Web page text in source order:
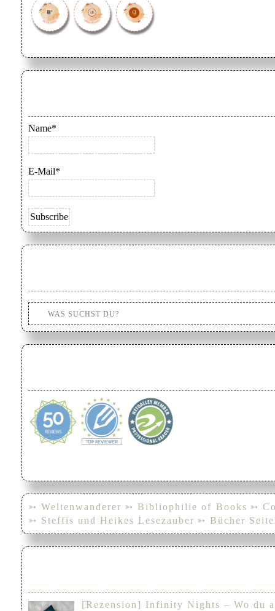
Name*
E-Mail*
➳ Weltenwanderer ➳ Bibliophilie of Books ➳
➳ Steffis und Heikes Lesezauber ➳ Bücher
[Rezension] Infinity Nights – Wo du